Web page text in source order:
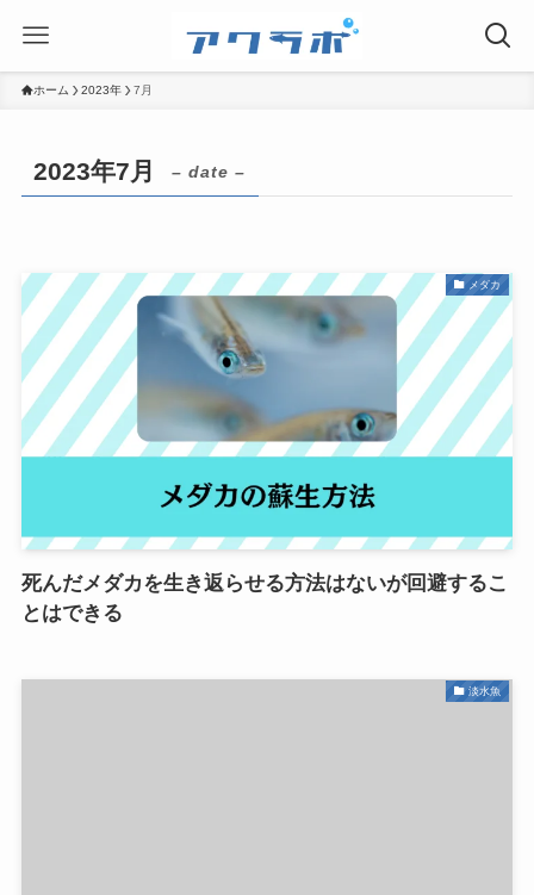
ホーム 2023年 7月
2023年7月 – date –
メダカ
死んだメダカを生き返らせる方法はないが回避するこ
とはできる
淡水魚